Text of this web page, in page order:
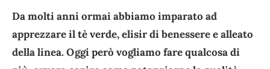
Da molti anni ormai abbiamo imparato ad
apprezzare il tè verde, elisir di benessere e alleato
della linea. Oggi però vogliamo fare qualcosa di